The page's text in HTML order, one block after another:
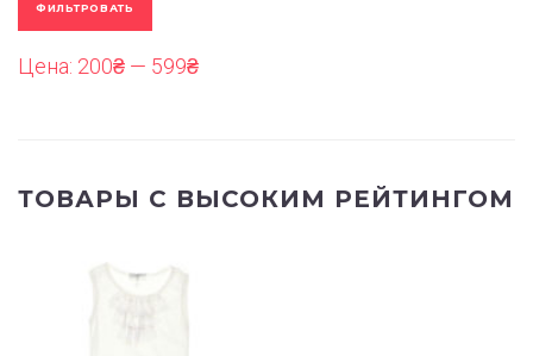
ФИЛЬТРОВАТЬ
Цена: 200₴ — 599₴
ТОВАРЫ С ВЫСОКИМ РЕЙТИНГОМ